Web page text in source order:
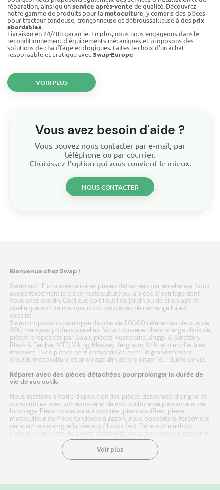
réparation, ainsi qu'unservice après-vente de qualité. Découvrez
notre gamme de produits pour la motoculture, y compris des pièces
pour tracteur tondeuse, tronçonneuse et débroussailleuse à des prix
abordables.
Livraison en 24/48h garantie. En plus, nous nous engageons dans le
reconditionnement d'équipements mécaniques et proposons des
solutions de chauffage écologiques. Faites le choix d'un achat
responsable et pratique avecSwap-Europe
VOIR PLUS
Vous avez besoin d'aide ?
Vous pouvez nous contacter par e-mail, par
téléphone ou par courrier.
Choisissez l’option qui vous convient le mieux.
NOUS CONTACTER
Bienvenue chez Swap !
Swap est LE site spécialisé en pièces détachées par excellence. Nous
avons forcément la pièce motoculture ou la pièce d’outillage dont
vous avez besoin. Quel que soit l’outil de jardin ou de bricolage et
quelle que soit sa marque, un lot de pièces de rechange lui est
destiné.
Swap propose un catalogue de plus de 30000 références de plus de
300 marques professionnelles. Vous trouverez dans le large choix de
pièces proposées par Swap, pièces Husqvarna, Briggs & Stratton,
Black & Decker, MTD,Viking, Massey-ferguson, Stihl et bien d’autres
marques ! Nos pièces sont compatibles avec un grand nombre
d’outils motoculture et bricolage afin de prolonger leur durée de vie.
Réparer avec des pièces détachées pour prolonger la durée de
vie de vos outils
Nous mettons à votre disposition des pièces détachées d’origine et
compatibles avec votre matériel de motoculture de plaisance et de
bricolage. Pièce tondeuse autoportée , pièce souffleur, pièce
motoculteur ou Pièce tondeuse à gazon , nous possédons forcément
dans notre catalogue la pièce qu’il vous faut. Dans notre eshop
spécialisé en vente de pièces détachées, vous pouvez vous procurer
les pièces neuves adéquates et compatibles à votre outil. Entrez
simplement la marque ou référence de votre matériel agricole, et
laissez notre moteur de recherche faire le reste ! Une fois
le droit de vous tromper. Vous avez sélectionné une pièce pour
Voir plus